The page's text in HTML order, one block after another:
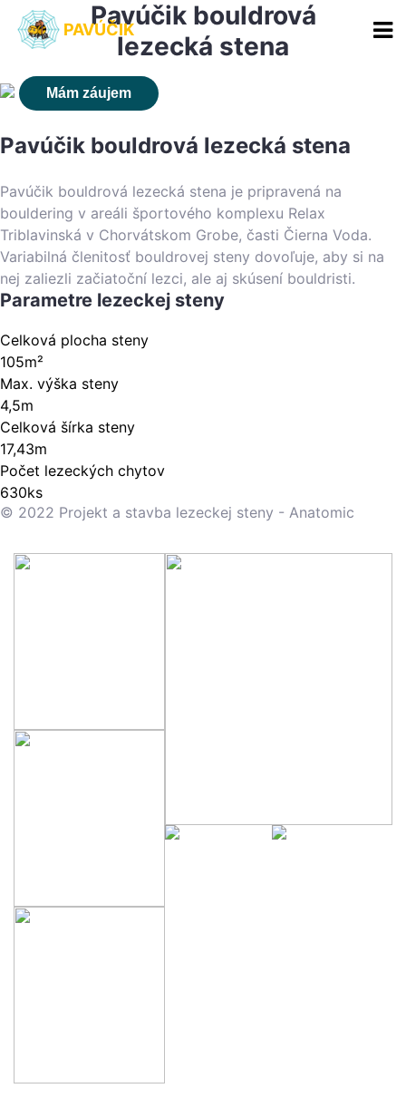
PAVÚČIK
Pavúčik bouldrová
lezecká stena
Mám záujem
Pavúčik bouldrová lezecká stena
Pavúčik bouldrová lezecká stena je pripravená na
bouldering v areáli športového komplexu Relax
Triblavinská v Chorvátskom Grobe, časti Čierna Voda.
Variabilná členitosť bouldrovej steny dovoľuje, aby si na
nej zaliezli začiatoční lezci, ale aj skúsení bouldristi.
Parametre lezeckej steny
Celková plocha steny
105m²
Max. výška steny
4,5m
Celková šírka steny
17,43m
Počet lezeckých chytov
630ks
© 2022 Projekt a stavba lezeckej steny - Anatomic